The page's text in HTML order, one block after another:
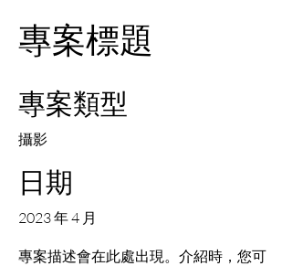
專案標題
專案類型
攝影
日期
2023 年 4 月
專案描述會在此處出現。介紹時，您可